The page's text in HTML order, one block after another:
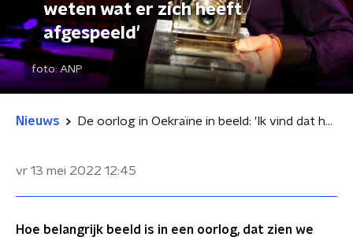
weten wat er zich heeft
afgespeeld'
foto:ANP
Nieuws De oorlog in Oekraïne in beeld: 'Ik vind dat het nageslacht moet weten wat er zich heeft afgespeeld'
vr 13 mei 2022 12:45
Hoe belangrijk beeld is in een oorlog, dat zien we